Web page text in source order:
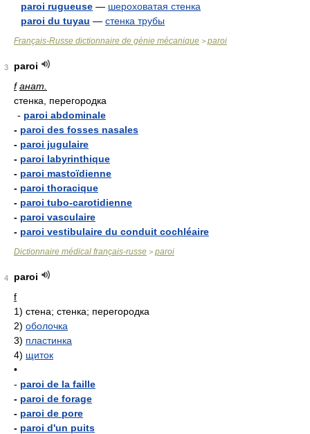
paroi rugueuse — шероховатая стенка
paroi du tuyau — стенка трубы
Français-Russe dictionnaire de génie mécanique > paroi
3
paroi
f анат.
стенка, перегородка
- paroi abdominale
- paroi des fosses nasales
- paroi jugulaire
- paroi labyrinthique
- paroi mastoïdienne
- paroi thoracique
- paroi tubo-carotidienne
- paroi vasculaire
- paroi vestibulaire du conduit cochléaire
Dictionnaire médical français-russe > paroi
4
paroi
f
1) стена; стенка; перегородка
2) оболочка
3) пластинка
4) щиток
•
- paroi de la faille
- paroi de forage
- paroi de pore
- paroi d'un puits